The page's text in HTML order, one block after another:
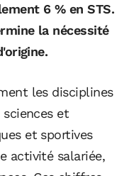
6 % en STS.
la nécessité
les disciplines
et
et sportives
activité salariée,